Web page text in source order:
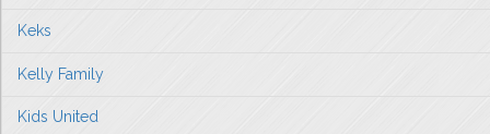
Keks
Kelly Family
Kids United